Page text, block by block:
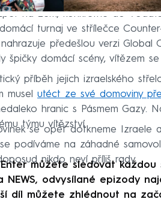
na zem, konkrétně do
turnaj ve střílečce
předešlou verzi Global
špičky domácí scény, vítězem
příběh jejich izraelského
musel utéct ze své domoviny
hranic s Pásmem Gazy.
týmu vítězství.
se opět dotkneme Izraele
podíváme na záhadné
nikdo neví příliš rady.
můžete sledovat každou
NEWS, odvysílané epizody
díl můžete zhlédnout na